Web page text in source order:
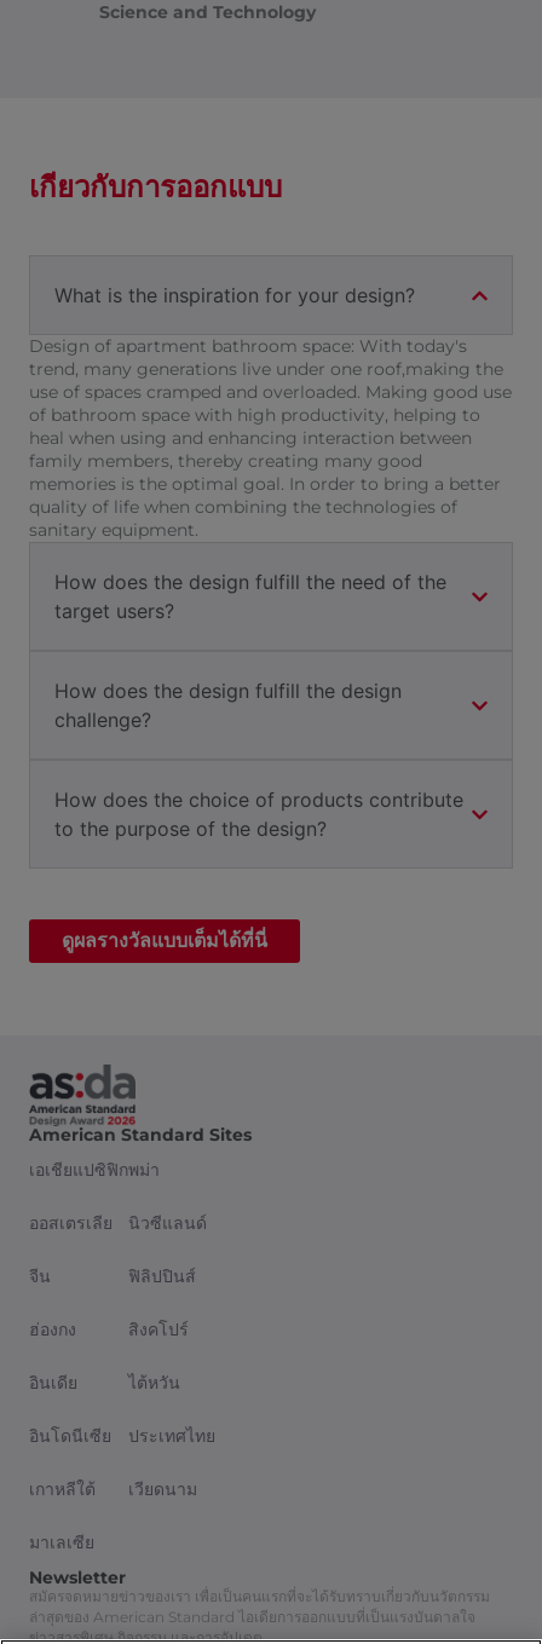
Science and Technology
เกี่ยวกับการออกแบบ
What is the inspiration for your design?
Design of apartment bathroom space: With today's
trend, many generations live under one roof,making the
use of spaces cramped and overloaded. Making good use
of bathroom space with high productivity, helping to
heal when using and enhancing interaction between
family members, thereby creating many good
memories is the optimal goal. In order to bring a better
quality of life when combining the technologies of
sanitary equipment.
How does the design fulfill the need of the
target users?
How does the design fulfill the design
challenge?
How does the choice of products contribute
to the purpose of the design?
ดูผลรางวัลแบบเต็มได้ที่นี่
American Standard Sites
เอเชียแปซิฟิก
ออสเตรเลีย
จีน
ฮ่องกง
อินเดีย
อินโดนีเซีย
เกาหลีใต้
มาเลเซีย
พม่า
นิวซีแลนด์
ฟิลิปปินส์
สิงคโปร์
ไต้หวัน
ประเทศไทย
เวียดนาม
Newsletter
สมัครจดหมายข่าวของเรา เพื่อเป็นคนแรกที่จะได้รับทราบเกี่ยวกับนวัตกรรม
ล่าสุดของ American Standard ไอเดียการออกแบบที่เป็นแรงบันดาลใจ
ข่าวสารพิเศษ กิจกรรม และการอัปเดต